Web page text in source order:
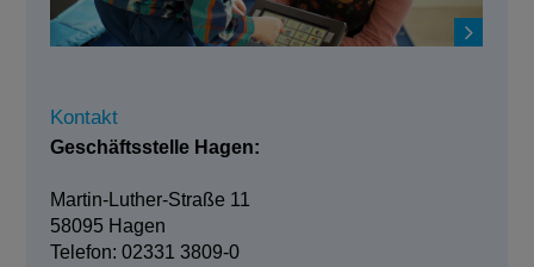
Kontakt
Geschäftsstelle Hagen:
Martin-Luther-Straße 11
58095 Hagen
Telefon: 02331 3809-0